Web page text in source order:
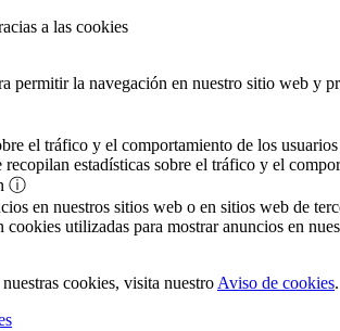
a las cookies
permitir la navegación en nuestro sitio web
el tráfico y el comportamiento de los
recopilan estadísticas sobre el tráfico y el
ⓘ
en nuestros sitios web o en sitios web de
cookies utilizadas para mostrar anuncios en
cookies, visita nuestro Aviso de cookies.